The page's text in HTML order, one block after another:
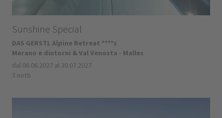
Sunshine Special
DAS GERSTL Alpine Retreat ****s
Merano e dintorni & Val Venosta - Malles
dal 06.06.2027 al 30.07.2027
3 notti